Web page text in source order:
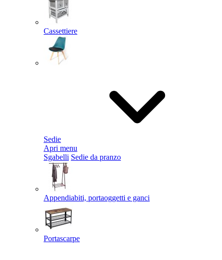
Cassettiere
Sedie
Apri menu
Sgabelli Sedie da pranzo
Appendiabiti, portaoggetti e ganci
Portascarpe